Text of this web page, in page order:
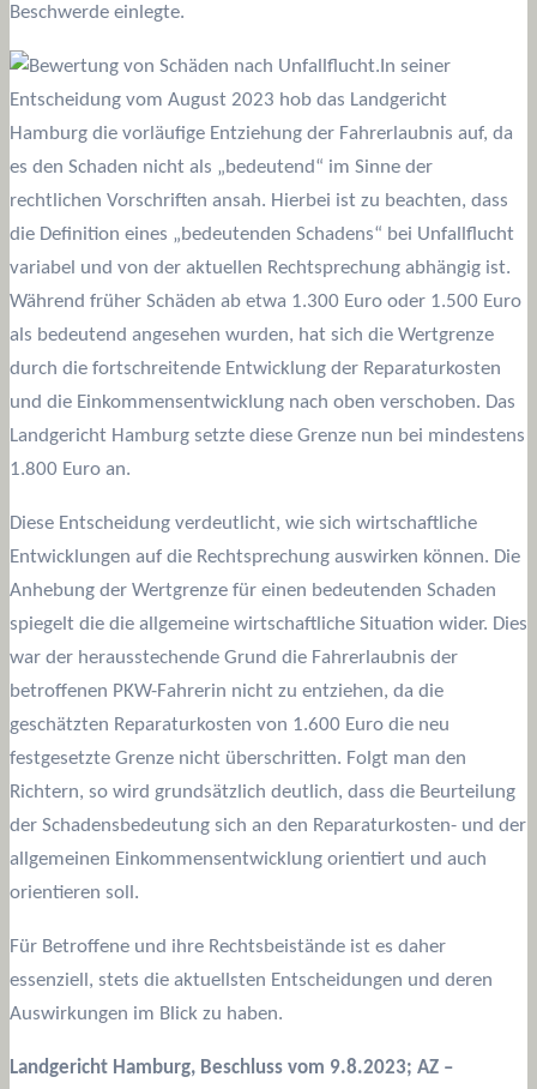
Beschwerde einlegte.
In seiner
Entscheidung vom August 2023 hob das Landgericht
Hamburg die vorläufige Entziehung der Fahrerlaubnis auf, da
es den Schaden nicht als „bedeutend“ im Sinne der
rechtlichen Vorschriften ansah. Hierbei ist zu beachten, dass
die Definition eines „bedeutenden Schadens“ bei Unfallflucht
variabel und von der aktuellen Rechtsprechung abhängig ist.
Während früher Schäden ab etwa 1.300 Euro oder 1.500 Euro
als bedeutend angesehen wurden, hat sich die Wertgrenze
durch die fortschreitende Entwicklung der Reparaturkosten
und die Einkommensentwicklung nach oben verschoben. Das
Landgericht Hamburg setzte diese Grenze nun bei mindestens
1.800 Euro an.
Diese Entscheidung verdeutlicht, wie sich wirtschaftliche
Entwicklungen auf die Rechtsprechung auswirken können. Die
Anhebung der Wertgrenze für einen bedeutenden Schaden
spiegelt die die allgemeine wirtschaftliche Situation wider. Dies
war der herausstechende Grund die Fahrerlaubnis der
betroffenen PKW-Fahrerin nicht zu entziehen, da die
geschätzten Reparaturkosten von 1.600 Euro die neu
festgesetzte Grenze nicht überschritten. Folgt man den
Richtern, so wird grundsätzlich deutlich, dass die Beurteilung
der Schadensbedeutung sich an den Reparaturkosten- und der
allgemeinen Einkommensentwicklung orientiert und auch
orientieren soll.
Für Betroffene und ihre Rechtsbeistände ist es daher
essenziell, stets die aktuellsten Entscheidungen und deren
Auswirkungen im Blick zu haben.
Landgericht Hamburg, Beschluss vom 9.8.2023; AZ –